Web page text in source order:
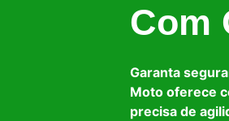
Com
Garanta
Moto oferece
precisa de